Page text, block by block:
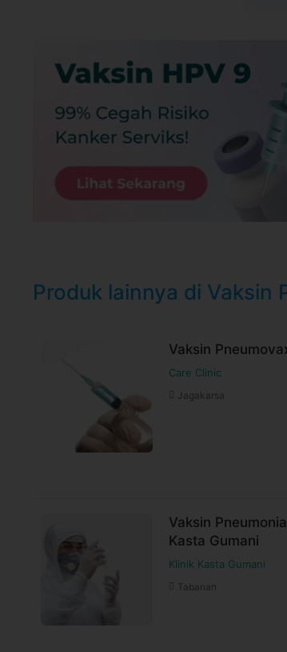
Jl. Cemp. Hijau No.8, Dauh
https://
Jam praktek 24 Jam
E-voucher booking klinik
Booking dan ubah jadwal
selama jadwal dokter tersedia
Untuk lebih lengkapnya, Anda
Syarat dan ketentuan dapat
Harga paket sudah termasuk biaya
Produk lainnya di Vaksin
Vaksin
Care Clinic
Jagakarsa
Vaksin
Kasta Gumani
Klinik Kasta Gumani
Tabanan